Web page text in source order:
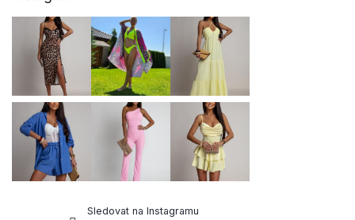
Sledovat na Instagramu